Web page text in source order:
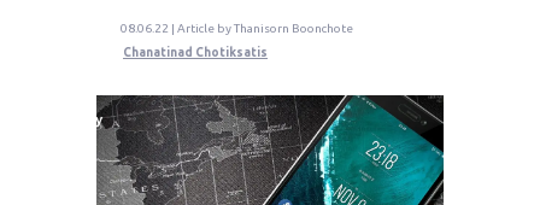
08.06.22 | Article by Thanisorn Boonchote
Chanatinad Chotiksatis